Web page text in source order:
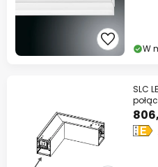
W
SLC